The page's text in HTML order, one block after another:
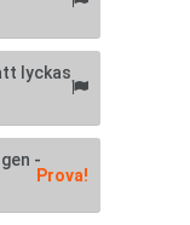
lyckas
-
Prova!